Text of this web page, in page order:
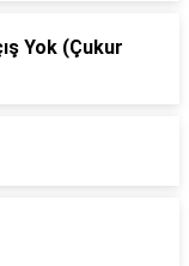
Yok (Çukur